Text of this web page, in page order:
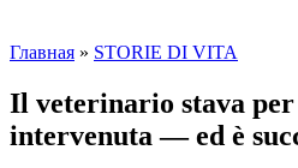
Главная » STORIE DI VITA
Il veterinario stava per
intervenuta — ed è